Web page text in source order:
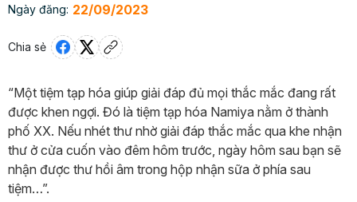
Ngày đăng: 22/09/2023
Chia sẻ
“Một tiệm tạp hóa giúp giải đáp đủ mọi thắc mắc đang rất
được khen ngợi. Đó là tiệm tạp hóa Namiya nằm ở thành
phố XX. Nếu nhét thư nhờ giải đáp thắc mắc qua khe nhận
thư ở cửa cuốn vào đêm hôm trước, ngày hôm sau bạn sẽ
nhận được thư hồi âm trong hộp nhận sữa ở phía sau
tiệm…”.